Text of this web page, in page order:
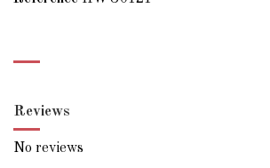
Reviews
No reviews